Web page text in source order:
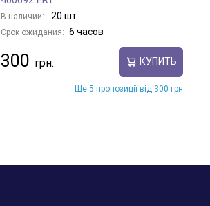
В наличии: 20 шт.
Срок ожидания: 6 часов
300 КУПИТЬ
Ще 5 пропозиції від 300 грн